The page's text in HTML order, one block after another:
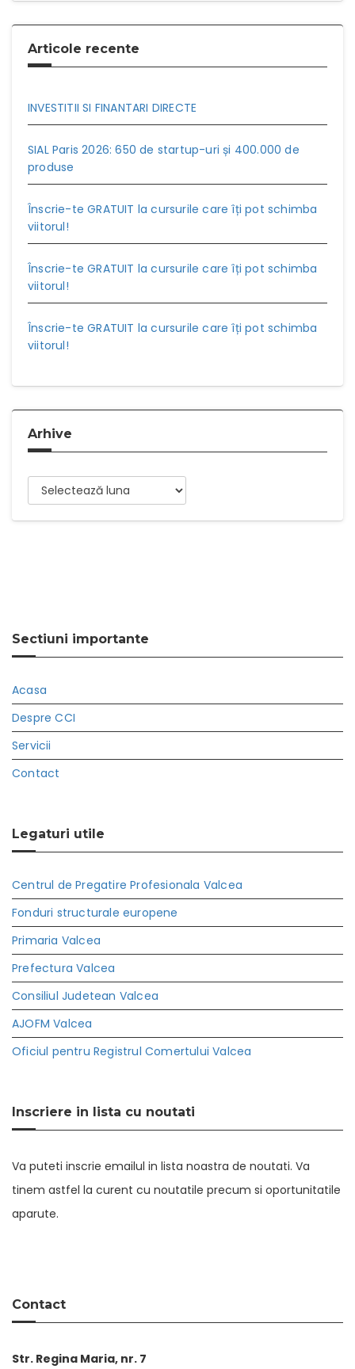
Articole recente
INVESTITII SI FINANTARI DIRECTE
SIAL Paris 2026: 650 de startup-uri și 400.000 de
produse
Înscrie-te GRATUIT la cursurile care îți pot schimba
viitorul!
Înscrie-te GRATUIT la cursurile care îți pot schimba
viitorul!
Înscrie-te GRATUIT la cursurile care îți pot schimba
viitorul!
Arhive
Arhive
Sectiuni importante
Acasa
Despre CCI
Servicii
Contact
Legaturi utile
Centrul de Pregatire Profesionala Valcea
Fonduri structurale europene
Primaria Valcea
Prefectura Valcea
Consiliul Judetean Valcea
AJOFM Valcea
Oficiul pentru Registrul Comertului Valcea
Inscriere in lista cu noutati
Va puteti inscrie emailul in lista noastra de noutati. Va
tinem astfel la curent cu noutatile precum si oportunitatile
aparute.
Contact
Str. Regina Maria, nr. 7